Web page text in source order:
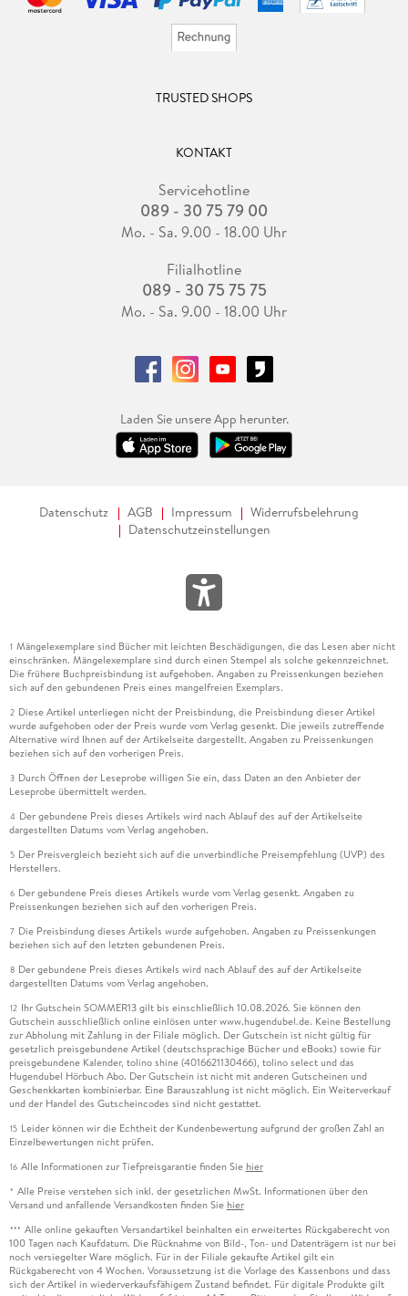
TRUSTED SHOPS
KONTAKT
Servicehotline
089 - 30 75 79 00
Mo. - Sa. 9.00 - 18.00 Uhr
Filialhotline
089 - 30 75 75 75
Mo. - Sa. 9.00 - 18.00 Uhr
Laden Sie unsere App herunter.
Datenschutz AGB Impressum
Widerrufsbelehrung
Datenschutzeinstellungen
1 Mängelexemplare sind Bücher mit leichten Beschädigungen, die das Lesen aber nicht
einschränken. Mängelexemplare sind durch einen Stempel als solche gekennzeichnet.
Die frühere Buchpreisbindung ist aufgehoben. Angaben zu Preissenkungen beziehen
sich auf den gebundenen Preis eines mangelfreien Exemplars.
2 Diese Artikel unterliegen nicht der Preisbindung, die Preisbindung dieser Artikel
wurde aufgehoben oder der Preis wurde vom Verlag gesenkt. Die jeweils zutreffende
Alternative wird Ihnen auf der Artikelseite dargestellt. Angaben zu Preissenkungen
beziehen sich auf den vorherigen Preis.
3 Durch Öffnen der Leseprobe willigen Sie ein, dass Daten an den Anbieter der
Leseprobe übermittelt werden.
4 Der gebundene Preis dieses Artikels wird nach Ablauf des auf der Artikelseite
dargestellten Datums vom Verlag angehoben.
5 Der Preisvergleich bezieht sich auf die unverbindliche Preisempfehlung (UVP) des
Herstellers.
6 Der gebundene Preis dieses Artikels wurde vom Verlag gesenkt. Angaben zu
Preissenkungen beziehen sich auf den vorherigen Preis.
7 Die Preisbindung dieses Artikels wurde aufgehoben. Angaben zu Preissenkungen
beziehen sich auf den letzten gebundenen Preis.
8 Der gebundene Preis dieses Artikels wird nach Ablauf des auf der Artikelseite
dargestellten Datums vom Verlag angehoben.
12 Ihr Gutschein SOMMER13 gilt bis einschließlich 10.08.2026. Sie können den
Gutschein ausschließlich online einlösen unter www.hugendubel.de. Keine Bestellung
zur Abholung mit Zahlung in der Filiale möglich. Der Gutschein ist nicht gültig für
gesetzlich preisgebundene Artikel (deutschsprachige Bücher und eBooks) sowie für
preisgebundene Kalender, tolino shine (4016621130466), tolino select und das
Hugendubel Hörbuch Abo. Der Gutschein ist nicht mit anderen Gutscheinen und
Geschenkkarten kombinierbar. Eine Barauszahlung ist nicht möglich. Ein Weiterverkauf
und der Handel des Gutscheincodes sind nicht gestattet.
15 Leider können wir die Echtheit der Kundenbewertung aufgrund der großen Zahl an
Einzelbewertungen nicht prüfen.
16 Alle Informationen zur Tiefpreisgarantie finden Sie hier
* Alle Preise verstehen sich inkl. der gesetzlichen MwSt. Informationen über den
Versand und anfallende Versandkosten finden Sie hier
*** Alle online gekauften Versandartikel beinhalten ein erweitertes Rückgaberecht von
100 Tagen nach Kaufdatum. Die Rücknahme von Bild-, Ton- und Datenträgern ist nur bei
noch versiegelter Ware möglich. Für in der Filiale gekaufte Artikel gilt ein
Rückgaberecht von 4 Wochen. Voraussetzung ist die Vorlage des Kassenbons und dass
sich der Artikel in wiederverkaufsfähigem Zustand befindet. Für digitale Produkte gilt